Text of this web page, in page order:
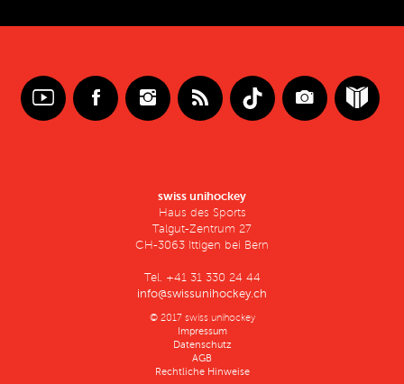
swiss unihockey
Haus des Sports
Talgut-Zentrum 27
CH-3063 Ittigen bei Bern
Tel. +41 31 330 24 44
info@swissunihockey.ch
© 2017 swiss unihockey
Impressum
Datenschutz
AGB
Rechtliche Hinweise